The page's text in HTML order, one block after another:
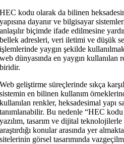
HEC kodu olarak da bilinen
yapısına dayanır ve bilgisayar
anlaşılır biçimde ifade edilmesine
bellek adresleri, veri iletimi ve düşük
işlemlerinde yaygın şekilde
web dünyasında en yaygın kullanılan
biridir.
Web geliştirme süreçlerinde sıkça
sistemin en bilinen kullanım
kullanılan renkler, heksadesimal yapı
tanımlanabilir. Bu nedenle “HEC
yazılım, tasarım ve dijital
araştırdığı konular arasında yer
sitelerinin görsel tasarımında